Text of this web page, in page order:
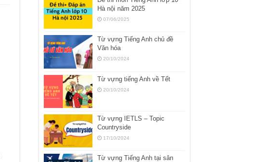
Hà nội năm 2025
07/06/2025
Từ vựng Tiếng Anh chủ đề
Văn hóa
20/10/2024
Từ vựng tiếng Anh về Tết
20/10/2024
Từ vựng IETLS – Topic
Countryside
17/10/2024
Từ vựng Tiếng Anh tại sân